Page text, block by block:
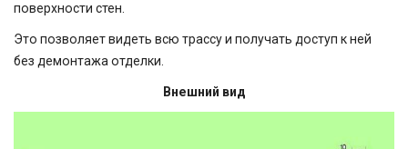
поверхности стен.
Это позволяет видеть всю трассу и получать доступ к ней
без демонтажа отделки.
Внешний вид